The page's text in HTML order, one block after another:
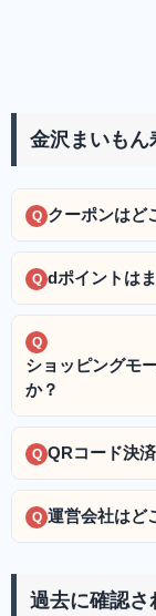
金沢まいもん
Q クーポンはど
Q dポイントは
Q
ショッピングモ
か？
Q QRコード決
Q 運営会社はど
過去に確認さ